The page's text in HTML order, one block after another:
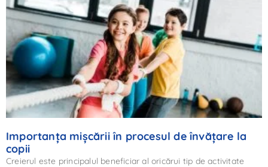
Importanța mișcării în procesul de învățare la
copii
Creierul este principalul beneficiar al oricărui tip de activitate